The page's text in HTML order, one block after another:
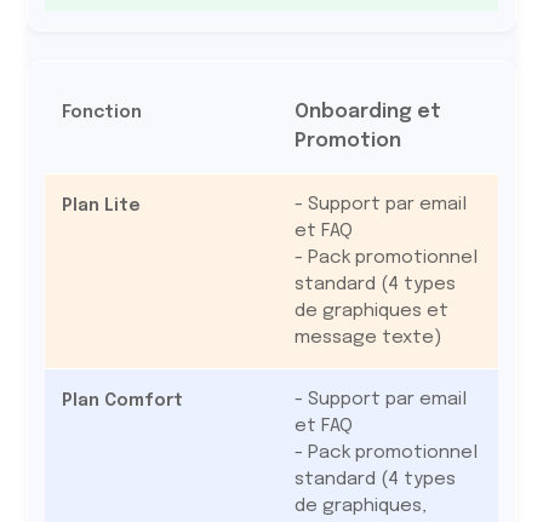
Onboarding et
Promotion
- Support par email
et FAQ
- Pack promotionnel
standard (4 types
de graphiques et
message texte)
- Support par email
et FAQ
- Pack promotionnel
standard (4 types
de graphiques,